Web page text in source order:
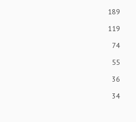
189
119
74
55
36
34